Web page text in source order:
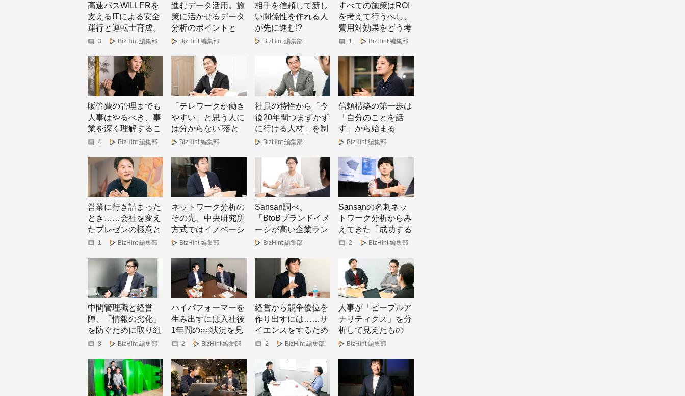
高速バスWILLERを
支えるITによる安全
運行と運転士育成。
「子どもに自慢でき
思い
3 BizHint 編集部
進むデータ活用。施
策に活かせるデータ
分析のポイントと
は？BizHint 編集部
相手を信頼して新し
い関係性を作れる人
が先に進む!?
BizHint 編集部
すべての施策はROI
を考えて行うべし、
費用対効果をどう考
えるか
1 BizHint 編集部
販管費の管理までも
人事はやるべき、事
業を深く理解するこ
との必要性
4 BizHint 編集部
「テレワークが働き
やすい」と思う人に
は分からない”落と
し穴”BizHint 編集部
社員の特性から「今
後20年間つまずかず
に行ける人材」を制
定 BizHint 編集部
信頼構築の第一歩は
「自分のことを話
す」から始まる
BizHint 編集部
営業に行き詰まった
とき……会社を変え
たプレゼンの極意と
は？1 BizHint 編集部
ネットワーク分析の
その先、中央研究所
方式ではイノベーシ
ョンは起こらない
BizHint 編集部
Sansan調べ、
「BtoBブランドイメ
ージが高い企業ラン
キング」から見える
BizHint 編集部
Sansanの名刺ネッ
トワーク分析からみ
えてきた「成功する
ビジネスの出会い」
2 BizHint 編集部
中間管理職と経営
陣、「情報の劣化」
を防ぐために取り組
んだこと
3 BizHint 編集部
ハイパフォーマーを
生み出すには入社後
1年間の○○状況を見
るべし！
2 BizHint 編集部
経営から競争優位を
作り出すには……サ
イエンスをするため
のデータ分析が欠か
2 BizHint 編集部
人事が「ピープルア
ナリティクス」を分
析して見えたもの
【LINE・佐久間さ
ん/鹿内学さん座談
BizHint 編集部